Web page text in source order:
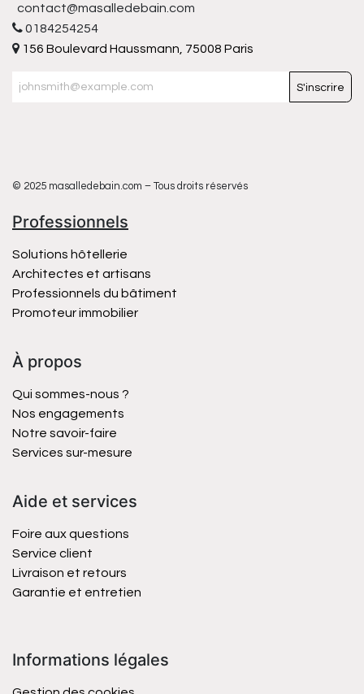
contact@masalledebain.com
0184254254
156 Boulevard Haussmann, 75008 Paris
S'inscrire
© 2025 masalledebain.com – Tous droits réservés
Professionnels
Solutions hôtellerie
Architectes et artisans
Professionnels du bâtiment
Promoteur immobilier
À propos
Qui sommes-nous ?
Nos engagements
Notre savoir-faire
Services sur-mesure
Aide et services
Foire aux questions
Service client
Livraison et retours
Garantie et entretien
Informations légales